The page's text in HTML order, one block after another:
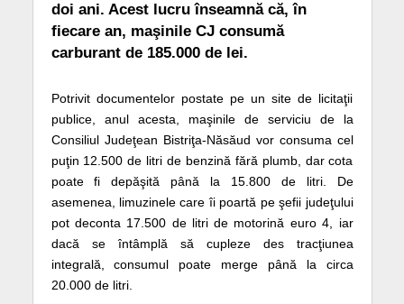
doi ani. Acest lucru înseamnă că, în
fiecare an, maşinile CJ consumă
carburant de 185.000 de lei.
Potrivit documentelor postate pe un site de licitaţii
publice, anul acesta, maşinile de serviciu de la
Consiliul Judeţean Bistriţa-Năsăud vor consuma cel
puţin 12.500 de litri de benzină fără plumb, dar cota
poate fi depăşită până la 15.800 de litri. De
asemenea, limuzinele care îi poartă pe şefii judeţului
pot deconta 17.500 de litri de motorină euro 4, iar
dacă se întâmplă să cupleze des tracţiunea
integrală, consumul poate merge până la circa
20.000 de litri.